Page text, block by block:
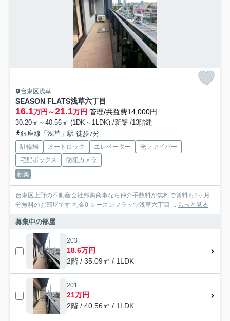
台東区浅草
SEASON FLATS浅草六丁目
16.1万円～21.1万円 管理/共益費14,000円
30.20㎡～40.56㎡ (1DK～1LDK) /新築 /13階建
銀座線「浅草」駅 徒歩7分
駐輪場 オートロック エレベーター
光ファイバー
宅配ボックス
防犯カメラ
新築
台東区上野の不動産会社邦興商事なら仲介手数料が無料で賃料も2ヶ月
分無料のお部屋です 礼金0 シーズンフラッツ浅草六丁目 ... もっと見る
募集中の部屋
203
18.6万円
2階 / 35.09㎡ / 1LDK
201
21万円
2階 / 40.56㎡ / 1LDK